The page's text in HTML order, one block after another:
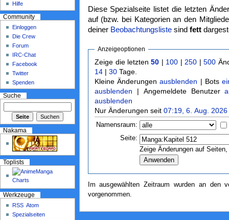
Diese Spezialseite listet die letzten
auf (bzw. bei Kategorien an den
deiner Beobachtungslistesind fett
Anzeigeoptionen
Zeige die letzten50 | 100 | 250 |500
14 |30 Tage.
Kleine Änderungenausblenden | Bots
ausblenden | Angemeldete Benutzer
ausblenden
Nur Änderungen seit07:19, 6. Aug. 2026
Namensraum:
Seite:
Zeige Änderungen auf
Im ausgewählten Zeitraum wurden an den
vorgenommen.
Hilfe
Community
Einloggen
Die Crew
Forum
IRC-Chat
Facebook
Twitter
Spenden
Suche
Nakama
Toplists
Werkzeuge
RSS Atom
Spezialseiten